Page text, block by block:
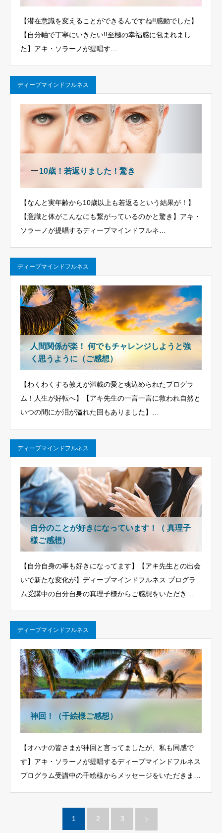
【潜在意識を変えることができるんですね!!感動でした】
【自分軸で丁寧にいきたい!!至極の幸福感に包まれまし
た】アキ・ソラーノが提唱す…
ディープマインドフルネス
10歳！若返りました！驚き
【なんと実年齢から10歳以上も若返るという結果が！】
【意識と体がこんなにも繋がっているのかと驚き】アキ・
ソラーノが提唱するディープマインドフルネ…
ディープマインドフルネス
人間関係が楽！ 何でもチャレンジしようと強
く思うように（ご感想）
【わくわくする教えが満載の愛と魂込められたプログラ
ム！人生が好転へ】【アキ先生の一言一言に救われ自然と
いつの間にか泪が溢れた回もありました】…
ディープマインドフルネス
自分のことが好きになっています！（ 真理子
様ご感想）
【自分自身の事も好きになってます】【アキ先生との出会
いで新たな変化が】ディープマインドフルネス プログラ
ム受講中の自分自身の真理子様からご感想をいただき…
ディープマインドフルネス
神回！（千絵様ご感想）
【オハナの皆さまが神回と言ってましたが、私も同感で
す】アキ・ソラーノが提唱するディープマインドフルネス
プログラム受講中の千絵様からメッセージをいただきま
1 2 3